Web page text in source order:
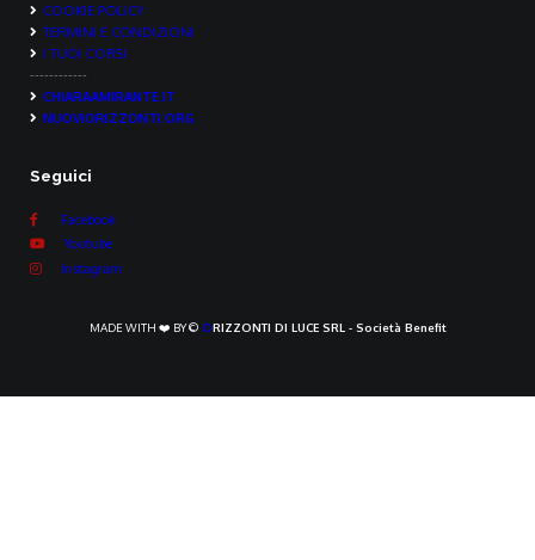
COOKIE POLICY
TERMINI E CONDIZIONI
I TUOI CORSI
------------
CHIARAAMIRANTE.IT
NUOVIORIZZONTI.ORG
Seguici
Facebook
Youtube
Instagram
MADE WITH ❤️ BY © ORIZZONTI DI LUCE SRL - Società Benefit